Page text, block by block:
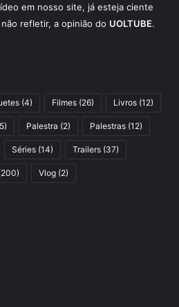
em nosso site, já esteja ciente
refletir, a opinião do UOLTUBE.
(4) Filmes (26) Livros (12)
Palestra (2) Palestras (12)
Séries (14) Trailers (37)
Vlog (2)